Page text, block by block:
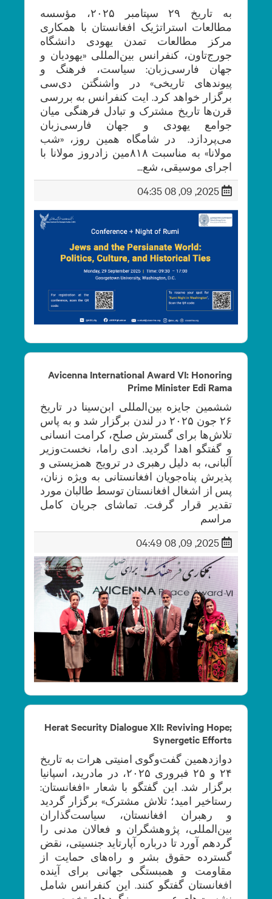
به تاریخ ۲۹ سپتامبر ۲۰۲۵، مؤسسه
مطالعات استراتژیک افغانستان با همکاری
مرکز مطالعات تمدن یهودی دانشگاه
جورج‌تاون، کنفرانس بین‌المللی‌ «یهودیان و
جهان فارسی‌زبان: سیاست، فرهنگ و
پیوندهای تاریخی» در واشنگتن دی‌‌سی
برگزار خواهد کرد. ایت کنفرانس به بررسی
قرن‌ها تاریخ مشترک و تبادل فرهنگی میان
جوامع یهودی و جهان فارسی‌زبان
می‌پردازد. در شامگاه همین روز، «شب
مولانا» به مناسبت ۸۱۸مین زادروز مولانا با
اجرای موسیقی، شع...
2025, 09, 08 04:35
Avicenna International Award VI: Honoring
Prime Minister Edi Rama
ششمین جایزه بین‌المللی ابن‌سینا در تاریخ
۲۶ جون ۲۰۲۵ در لندن برگزار شد و به پاس
تلاش‌ها برای گسترش صلح، کرامت انسانی
و گفتگو اهدا گردید. ادی راما، نخست‌وزیر
آلبانی، به دلیل رهبری در ترویج همزیستی و
پذیرش پناه‌جویان افغانستانی به‌ ویژه زنان،
پس از اشغال افغانستان توسط طالبان مورد
تقدیر قرار گرفت. تماشای جریان کامل
مراسم
2025, 09, 08 04:49
Herat Security Dialogue XII: Reviving Hope;
Synergetic Efforts
دوازدهمین گفت‌وگوی امنیتی هرات به تاریخ
۲۴ و ۲۵ فبروری ۲۰۲۵، در مادرید، اسپانیا
برگزار شد. این گفتگو با شعار «افغانستان:
رستاخیر امید؛ تلاش‌ مشترک» برگزار گردید
و رهبران افغانستان، سیاست‌گذاران
بین‌المللی، پژوهشگران و فعالان مدنی را
گردهم آورد تا درباره آپارتاید جنسیتی، نقض
گسترده حقوق بشر و راه‌های حمایت از
مقاومت و همبستگی جهانی برای آینده
افغانستان گفتگو کنند. این کنفرانس شامل